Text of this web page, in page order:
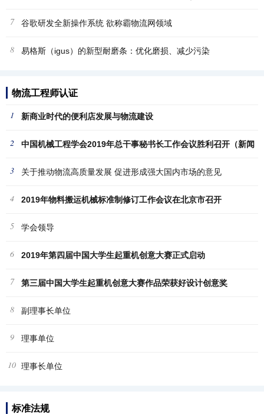
7 谷歌研发全新操作系统 欲称霸物流网领域
8 易格斯（igus）的新型耐磨条：优化磨损、减少污染
物流工程师认证
1 新商业时代的便利店发展与物流建设
2 中国机械工程学会2019年总干事秘书长工作会议胜利召开（新闻
稿
3 关于推动物流高质量发展 促进形成强大国内市场的意见
4 2019年物料搬运机械标准制修订工作会议在北京市召开
5 学会领导
6 2019年第四届中国大学生起重机创意大赛正式启动
7 第三届中国大学生起重机创意大赛作品荣获好设计创意奖
8 副理事长单位
9 理事单位
10 理事长单位
标准法规